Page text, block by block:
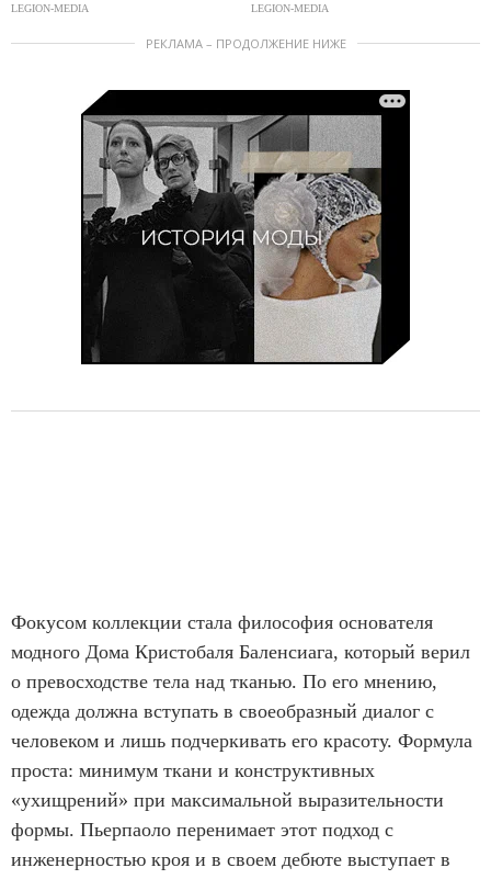
LEGION-MEDIA LEGION-MEDIA
РЕКЛАМА – ПРОДОЛЖЕНИЕ НИЖЕ
Фокусом коллекции стала философия основателя
модного Дома Кристобаля Баленсиага, который верил
о превосходстве тела над тканью. По его мнению,
одежда должна вступать в своеобразный диалог с
человеком и лишь подчеркивать его красоту. Формула
проста: минимум ткани и конструктивных
«ухищрений» при максимальной выразительности
формы. Пьерпаоло перенимает этот подход с
инженерностью кроя и в своем дебюте выступает в